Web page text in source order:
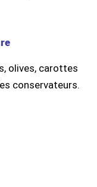
olives, carottes
conservateurs.